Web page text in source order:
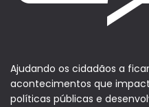
Ajudando os cidadãos a
acontecimentos que
políticas públicas e